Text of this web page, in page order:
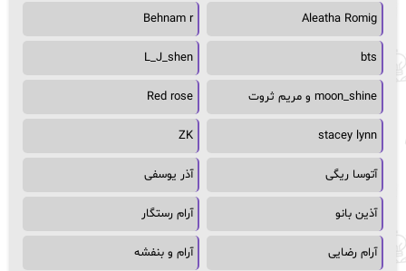
Aleatha Romig
Behnam r
bts
L_J_shen
moon_shine و مریم ثروت Red rose
stacey lynn
ZK
آتوسا ریگی آذر یوسفی
آذین بانو آرام رستگار
آرام رضایی آرام و بنفشه